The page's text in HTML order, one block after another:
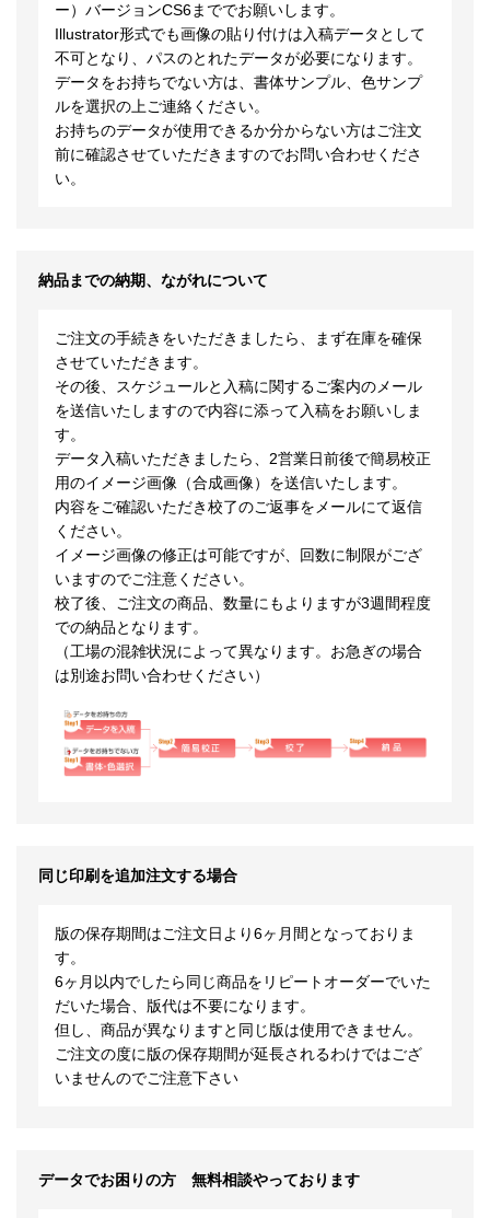
ー）バージョンCS6まででお願いします。
Illustrator形式でも画像の貼り付けは入稿データとして
不可となり、パスのとれたデータが必要になります。
データをお持ちでない方は、書体サンプル、色サンプ
ルを選択の上ご連絡ください。
お持ちのデータが使用できるか分からない方はご注文
前に確認させていただきますのでお問い合わせくださ
い。
納品までの納期、ながれについて
ご注文の手続きをいただきましたら、まず在庫を確保
させていただきます。
その後、スケジュールと入稿に関するご案内のメール
を送信いたしますので内容に添って入稿をお願いしま
す。
データ入稿いただきましたら、2営業日前後で簡易校正
用のイメージ画像（合成画像）を送信いたします。
内容をご確認いただき校了のご返事をメールにて返信
ください。
イメージ画像の修正は可能ですが、回数に制限がござ
いますのでご注意ください。
校了後、ご注文の商品、数量にもよりますが3週間程度
での納品となります。
（工場の混雑状況によって異なります。お急ぎの場合
は別途お問い合わせください）
同じ印刷を追加注文する場合
版の保存期間はご注文日より6ヶ月間となっておりま
す。
6ヶ月以内でしたら同じ商品をリピートオーダーでいた
だいた場合、版代は不要になります。
但し、商品が異なりますと同じ版は使用できません。
ご注文の度に版の保存期間が延長されるわけではござ
いませんのでご注意下さい
データでお困りの方 無料相談やっております